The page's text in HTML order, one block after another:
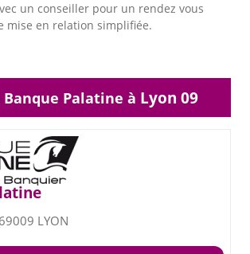
un conseiller pour un rendez vous
mise en relation simplifiée.
Banque Palatine à Lyon 09
LYON